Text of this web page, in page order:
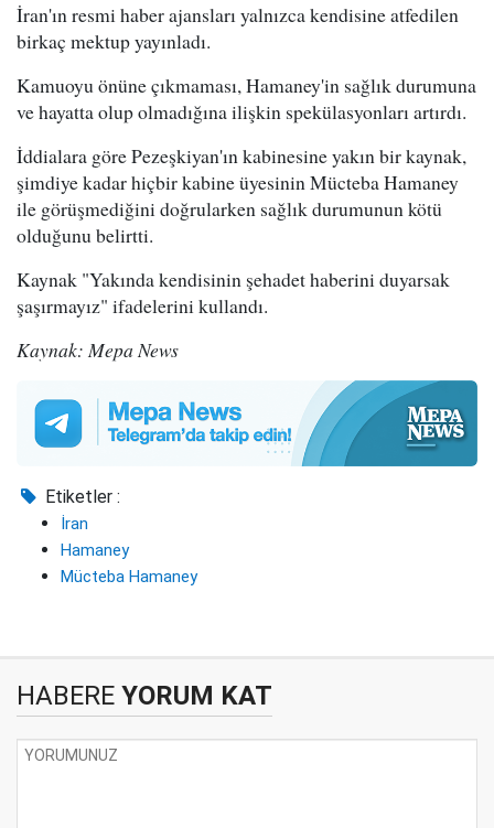
İran'ın resmi haber ajansları yalnızca kendisine atfedilen
birkaç mektup yayınladı.
Kamuoyu önüne çıkmaması, Hamaney'in sağlık durumuna
ve hayatta olup olmadığına ilişkin spekülasyonları artırdı.
İddialara göre Pezeşkiyan'ın kabinesine yakın bir kaynak,
şimdiye kadar hiçbir kabine üyesinin Mücteba Hamaney
ile görüşmediğini doğrularken sağlık durumunun kötü
olduğunu belirtti.
Kaynak "Yakında kendisinin şehadet haberini duyarsak
şaşırmayız" ifadelerini kullandı.
Kaynak: Mepa News
Etiketler :
İran
Hamaney
Mücteba Hamaney
HABERE YORUM KAT